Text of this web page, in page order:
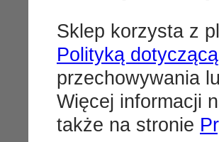
Sklep korzysta z
Polityką
przechowywania
Więcej informacji
także na stronie